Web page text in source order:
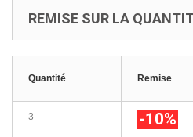
REMISE SUR LA
Quantité Remise
3 -10%